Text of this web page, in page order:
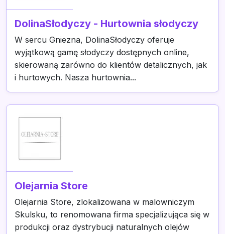
DolinaSłodyczy - Hurtownia słodyczy
W sercu Gniezna, DolinaSłodyczy oferuje
wyjątkową gamę słodyczy dostępnych online,
skierowaną zarówno do klientów detalicznych, jak
i hurtowych. Nasza hurtownia...
Olejarnia Store
Olejarnia Store, zlokalizowana w malowniczym
Skulsku, to renomowana firma specjalizująca się w
produkcji oraz dystrybucji naturalnych olejów